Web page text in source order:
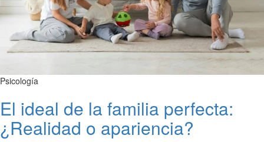
Psicología
El ideal de la familia perfecta:
¿Realidad o apariencia?